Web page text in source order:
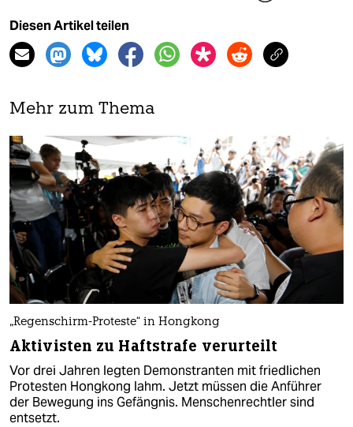
Diesen Artikel teilen
Mehr zum Thema
„Regenschirm-Proteste“ in Hongkong
Aktivisten zu Haftstrafe verurteilt
Vor drei Jahren legten Demonstranten mit friedlichen
Protesten Hongkong lahm. Jetzt müssen die Anführer
der Bewegung ins Gefängnis. Menschenrechtler sind
entsetzt.